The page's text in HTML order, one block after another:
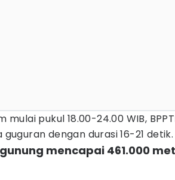
pukul 18.00-24.00 WIB,
dengan durasi 16-21 detik.
mencapai 461.000